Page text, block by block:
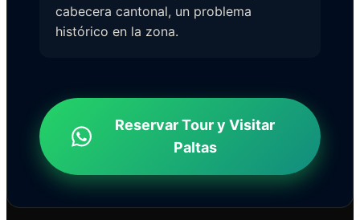
cabecera cantonal, un problema
histórico en la zona.
Reservar Tour y Visitar
Paltas